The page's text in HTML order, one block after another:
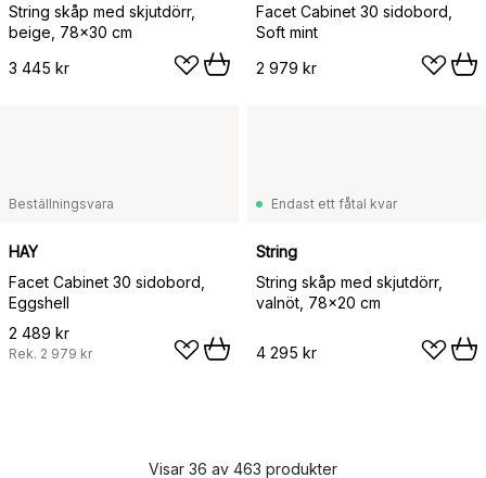
String skåp med skjutdörr,
beige, 78x30 cm
3 445 kr
Facet Cabinet 30 sidobord,
Soft mint
2 979 kr
Beställningsvara
HAY
Facet Cabinet 30 sidobord,
Eggshell
2 489 kr
Rek. 2 979 kr
Endast ett fåtal kvar
String
String skåp med skjutdörr,
valnöt, 78x20 cm
4 295 kr
Visar 36 av 463 produkter